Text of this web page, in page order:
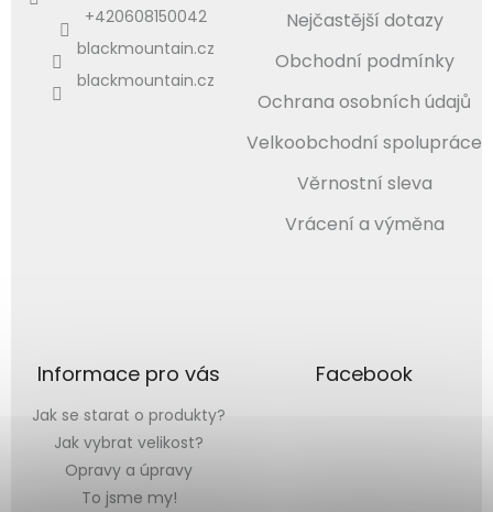
+420608150042
blackmountain.cz
blackmountain.cz
Nejčastější dotazy
Obchodní podmínky
Ochrana osobních údajů
Velkoobchodní spolupráce
Věrnostní sleva
Vrácení a výměna
Informace pro vás
Jak se starat o produkty?
Jak vybrat velikost?
Opravy a úpravy
To jsme my!
Facebook